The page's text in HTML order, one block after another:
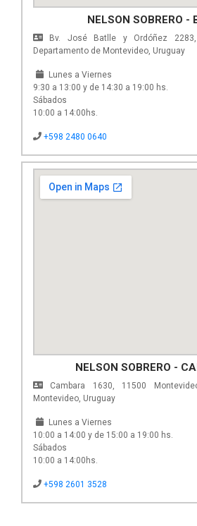
NELSON SOBRERO -
Bv. José Batlle y Ordóñez 2283,
Departamento de Montevideo, Uruguay
Lunes a Viernes
9:30 a 13:00 y de 14:30 a 19:00 hs.
Sábados
10:00 a 14:00hs.
+598 2480 0640
NELSON SOBRERO -
Cambara 1630, 11500
Montevideo, Uruguay
Lunes a Viernes
10:00 a 14:00 y de 15:00 a 19:00 hs.
Sábados
10:00 a 14:00hs.
+598 2601 3528